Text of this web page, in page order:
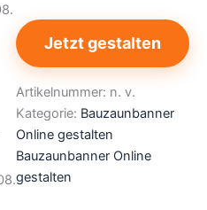
Jetzt gestalten
Artikelnummer: n. v.
Kategorie: Bauzaunbanner
Online gestalten
Bauzaunbanner Online
gestalten